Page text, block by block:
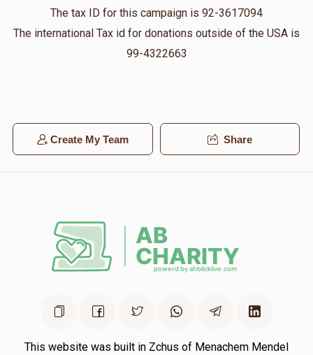
The tax ID for this campaign is 92-3617094
The international Tax id for donations outside of the USA is
99-4322663
Create My Team Share
This website was built in Zchus of Menachem Mendel